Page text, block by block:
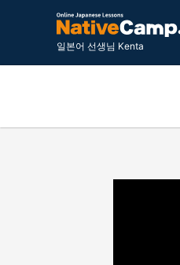
일본어 선생님 Kenta